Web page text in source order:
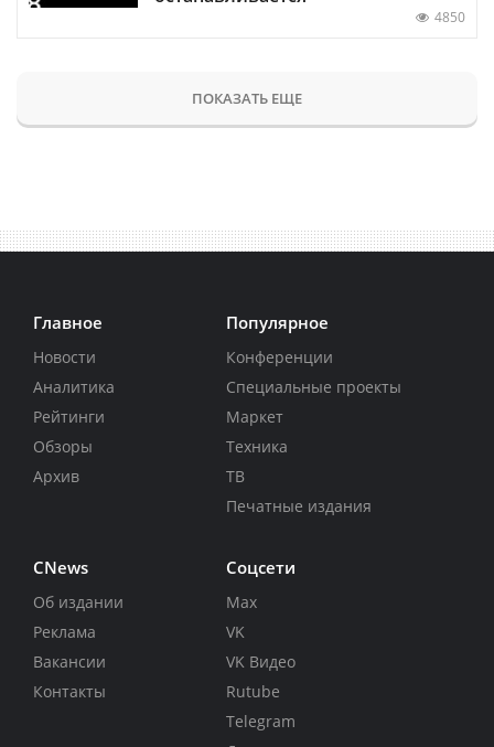
4850
ПОКАЗАТЬ ЕЩЕ
Главное
Новости
Аналитика
Рейтинги
Обзоры
Архив
Популярное
Конференции
Специальные проекты
Маркет
Техника
ТВ
Печатные издания
CNews
Об издании
Реклама
Вакансии
Контакты
Соцсети
Max
VK
VK Видео
Rutube
Telegram